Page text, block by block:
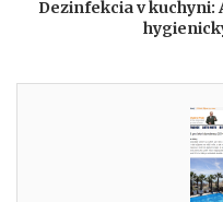
Dezinfekcia v kuchyni: